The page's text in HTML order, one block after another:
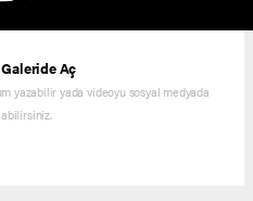
Aç
yazabilir yada videoyu sosyal medyada